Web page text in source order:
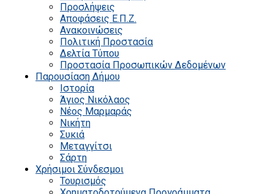
Προσλήψεις
Αποφάσεις Ε.Π.Ζ.
Ανακοινώσεις
Πολιτική Προστασία
Δελτία Τύπου
Προστασία Προσωπικών Δεδομένων
Παρουσίαση Δήμου
Ιστορία
Άγιος Νικόλαος
Νέος Μαρμαράς
Νικήτη
Συκιά
Μεταγγίτσι
Σάρτη
Χρήσιμοι Σύνδεσμοι
Τουρισμός